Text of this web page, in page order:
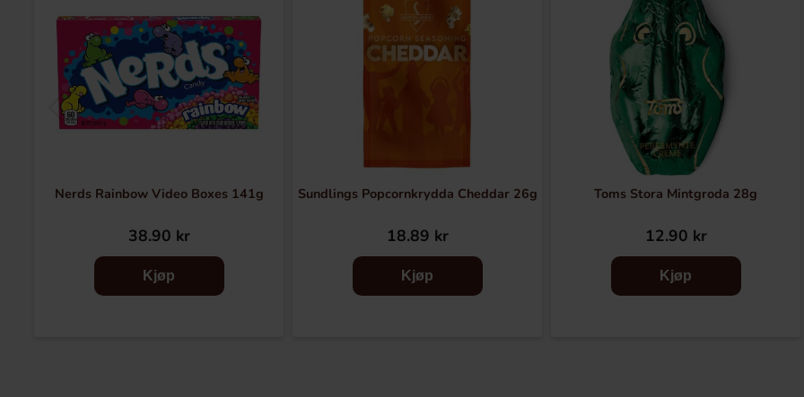
Nerds Rainbow Video Boxes 141g
38.90 kr
Kjøp
Sundlings Popcornkrydda Cheddar 26g
18.89 kr
Kjøp
Toms Stora Mintgroda 28g
12.90 kr
Kjøp